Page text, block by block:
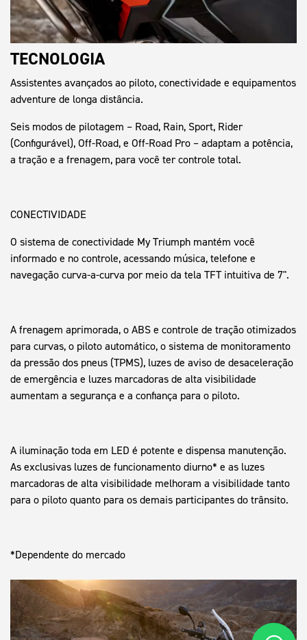
TECNOLOGIA
Assistentes avançados ao piloto, conectividade e equipamentos
adventure de longa distância.
Seis modos de pilotagem – Road, Rain, Sport, Rider
(Configurável), Off-Road, e Off-Road Pro – adaptam a potência,
a tração e a frenagem, para você ter controle total.
CONECTIVIDADE
O sistema de conectividade My Triumph mantém você
informado e no controle, acessando música, telefone e
navegação curva-a-curva por meio da tela TFT intuitiva de 7".
A frenagem aprimorada, o ABS e controle de tração otimizados
para curvas, o piloto automático, o sistema de monitoramento
da pressão dos pneus (TPMS), luzes de aviso de desaceleração
de emergência e luzes marcadoras de alta visibilidade
aumentam a segurança e a confiança para o piloto.
A iluminação toda em LED é potente e dispensa manutenção.
As exclusivas luzes de funcionamento diurno* e as luzes
marcadoras de alta visibilidade melhoram a visibilidade tanto
para o piloto quanto para os demais participantes do trânsito.
*Dependente do mercado